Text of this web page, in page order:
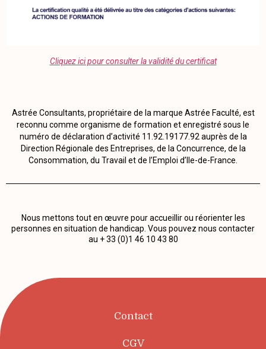
Cliquez ici pour consulter la validité du certificat
Astrée Consultants, propriétaire de la marque Astrée Faculté, est
reconnu comme organisme de formation et enregistré sous le
numéro de déclaration d’activité 11.92.19177.92 auprès de la
Direction Régionale des Entreprises, de la Concurrence, de la
Consommation, du Travail et de l’Emploi d’Ile-de-France.
Nous mettons tout en œuvre pour accueillir ou réorienter les
personnes en situation de handicap. Vous pouvez nous contacter
au + 33 (0)1 46 10 43 80
Contact
CGV